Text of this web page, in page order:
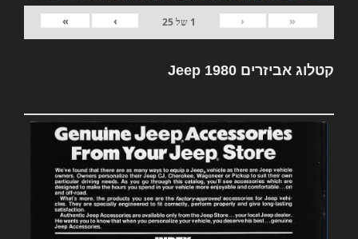
«
‹
1 של25
›
»
קטלוג אביזרים Jeep 1980